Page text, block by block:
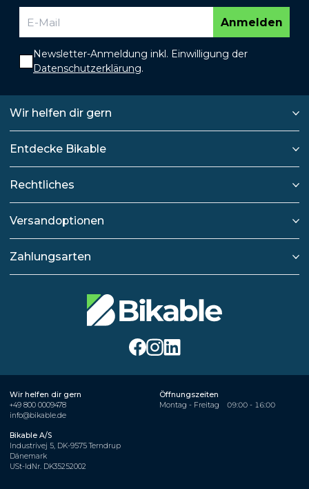
Anmelden
Newsletter-Anmeldung inkl. Einwilligung der
Datenschutzerklärung.
Wir helfen dir gern
Entdecke Bikable
Rechtliches
Versandoptionen
Zahlungsarten
Wir helfen dir gern
+49 800 0009478
info@bikable.de
Öffnungszeiten
Montag - Freitag
09:00 - 16:00
Bikable A/S
Industrivej 5, DK-9575 Terndrup
Dänemark
USt-IdNr. DK35252002